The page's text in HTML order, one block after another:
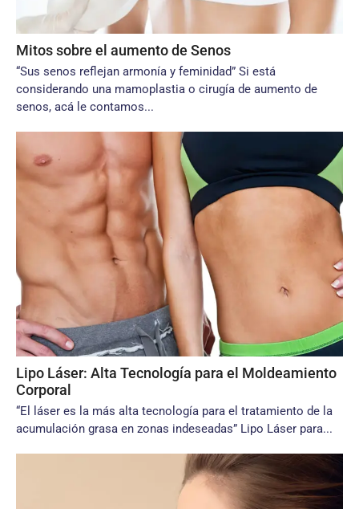
Mitos sobre el aumento de Senos
“Sus senos reflejan armonía y feminidad” Si está
considerando una mamoplastia o cirugía de aumento de
senos, acá le contamos...
Lipo Láser: Alta Tecnología para el Moldeamiento
Corporal
“El láser es la más alta tecnología para el tratamiento de la
acumulación grasa en zonas indeseadas” Lipo Láser para...